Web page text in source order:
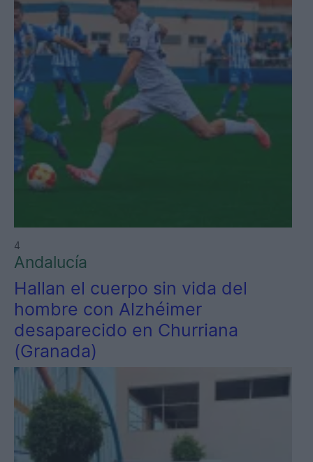
4
Andalucía
Hallan el cuerpo sin vida del
hombre con Alzhéimer
desaparecido en Churriana
(Granada)